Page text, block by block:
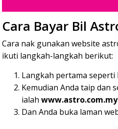
Cara Bayar Bil
Cara nak gunakan website
ikuti langkah-langkah berikut:
Langkah pertama seperti
Kemudian Anda taip dan
ialah www.astro.com.my
Dan Anda buka laman